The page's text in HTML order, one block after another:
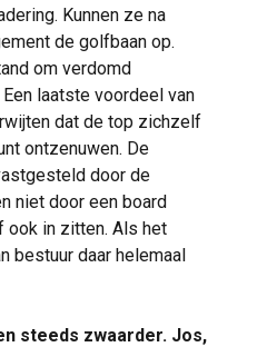
Kunnen ze na
de golfbaan op.
om verdomd
laatste voordeel van
dat de top zichzelf
ontzenuwen. De
door de
niet door een board
ook in zitten. Als het
bestuur daar helemaal
steeds zwaarder. Jos,